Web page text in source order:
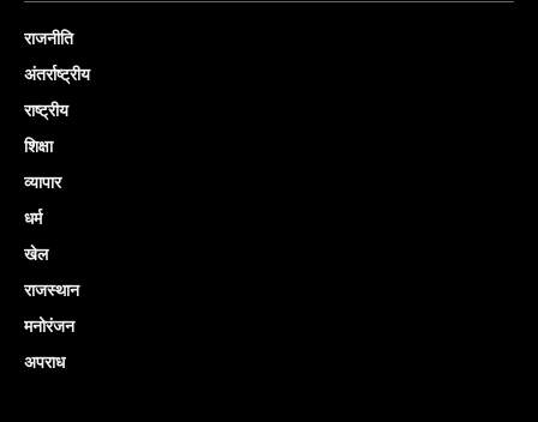
राजनीति
अंतर्राष्ट्रीय
राष्ट्रीय
शिक्षा
व्यापार
धर्म
खेल
राजस्थान
मनोरंजन
अपराध